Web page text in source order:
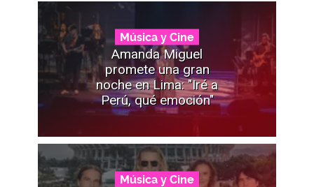
Música y Cine
Amanda Miguel
promete una gran
noche en Lima: "Iré a
Perú, qué emoción"
Música y Cine